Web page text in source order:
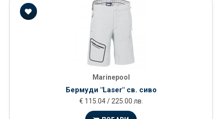
Marinepool
Бермуди "Laser" св. сиво
€ 115.04 / 225.00 лв.